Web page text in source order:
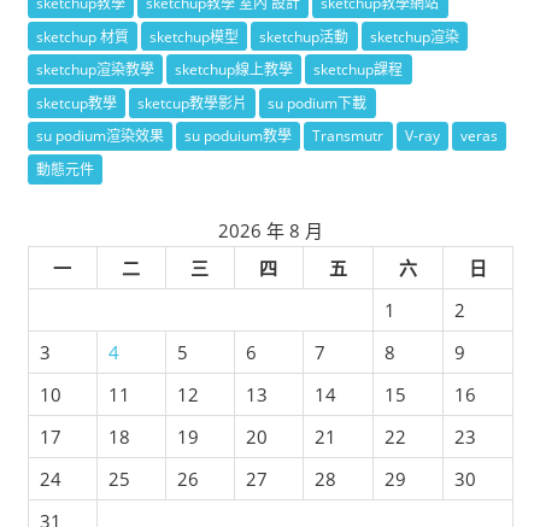
sketchup 材質
sketchup模型 sketchup活動
sketchup渲染
sketchup渲染教學
sketchup線上教學
sketchup課程
sketcup教學
sketcup教學影片
su podium下載
su podium渲染效果
su poduium教學 Transmutr V-ray
veras
動態元件
2026 年 8 月
一
二 三 四 五 六
日
1
2
3
4 5 6 7 8
9
10
11 12 13 14 15
16
17
18 19 20 21 22
23
24
25 26 27 28 29
30
31